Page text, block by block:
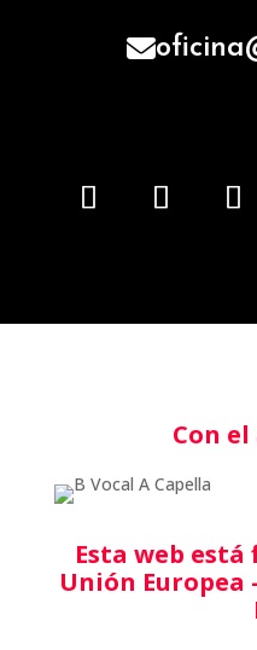
Con
Esta web
Unión Europea